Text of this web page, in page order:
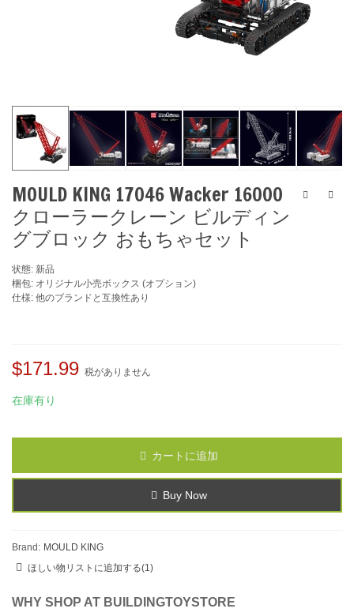
MOULD KING 17046 Wacker 16000
クローラークレーン ビルディン
グブロック おもちゃセット
状態: 新品
梱包: オリジナル小売ボックス (オプション)
仕様: 他のブランドと互換性あり
$171.99 税がありません
在庫有り
カートに追加
Buy Now
Brand: MOULD KING
ほしい物リストに追加する(1)
WHY SHOP AT BUILDINGTOYSTORE